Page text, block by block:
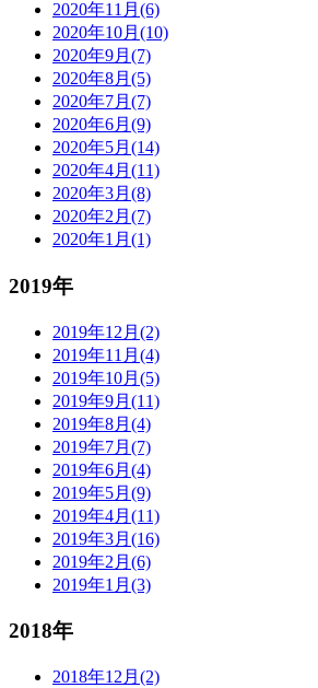
2020年11月(6)
2020年10月(10)
2020年9月(7)
2020年8月(5)
2020年7月(7)
2020年6月(9)
2020年5月(14)
2020年4月(11)
2020年3月(8)
2020年2月(7)
2020年1月(1)
2019年
2019年12月(2)
2019年11月(4)
2019年10月(5)
2019年9月(11)
2019年8月(4)
2019年7月(7)
2019年6月(4)
2019年5月(9)
2019年4月(11)
2019年3月(16)
2019年2月(6)
2019年1月(3)
2018年
2018年12月(2)